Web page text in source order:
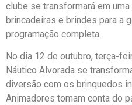
clube se transformará em
brincadeiras e brindes para a
programação completa.
No dia 12 de outubro, terça-
Náutico Alvorada se
diversão com os brinquedos
Animadores tomam conta do